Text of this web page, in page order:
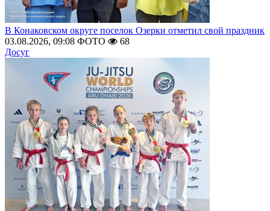
В Конаковском округе поселок Озерки отметил свой праздник
03.08.2026, 09:08 ФОТО
68
Досуг